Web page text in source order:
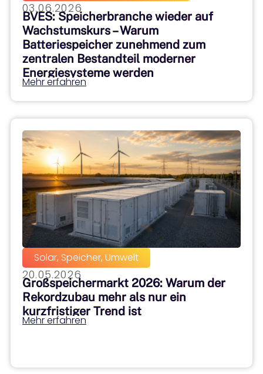
03.06.2026
BVES: Speicherbranche wieder auf
Wachstumskurs – Warum
Batteriespeicher zunehmend zum
zentralen Bestandteil moderner
Energiesysteme werden
Mehr erfahren
Solar, Speicher, Umwelt
20.05.2026
Großspeichermarkt 2026: Warum der
Rekordzubau mehr als nur ein
kurzfristiger Trend ist
Mehr erfahren